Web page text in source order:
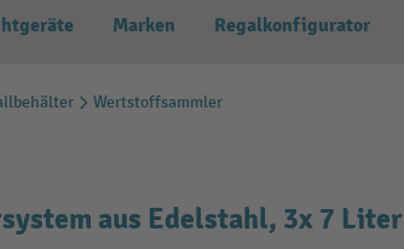
Marken Regalkonfigurator
Wertstoffsammler
aus Edelstahl, 3x 7 Liter